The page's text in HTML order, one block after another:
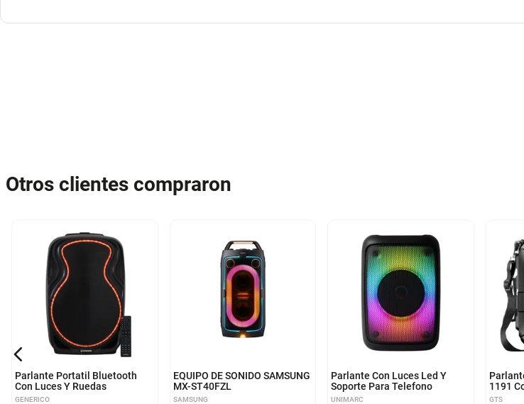
Otros clientes compraron
Parlante Portatil Bluetooth
Con Luces Y Ruedas
GENERICO
EQUIPO DE SONIDO SAMSUNG
MX-ST40FZL
SAMSUNG
Parlante Con Luces Led Y
Soporte Para Telefono
UNIMARC
1191
GTS